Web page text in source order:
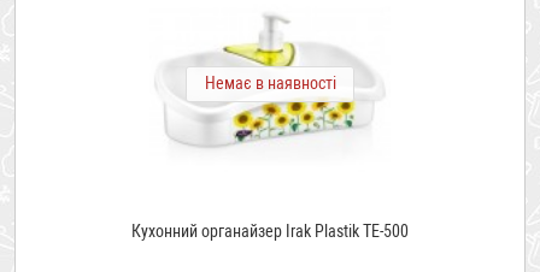
Немає в наявності
Кухонний органайзер Irak Plastik TE-500